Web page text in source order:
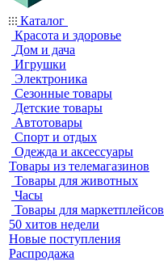
Каталог
Красота и здоровье
Дом и дача
Игрушки
Электроника
Сезонные товары
Детские товары
Автотовары
Спорт и отдых
Одежда и аксессуары
Товары из телемагазинов
Товары для животных
Часы
Товары для маркетплейсов
50 хитов недели
Новые поступления
Распродажа